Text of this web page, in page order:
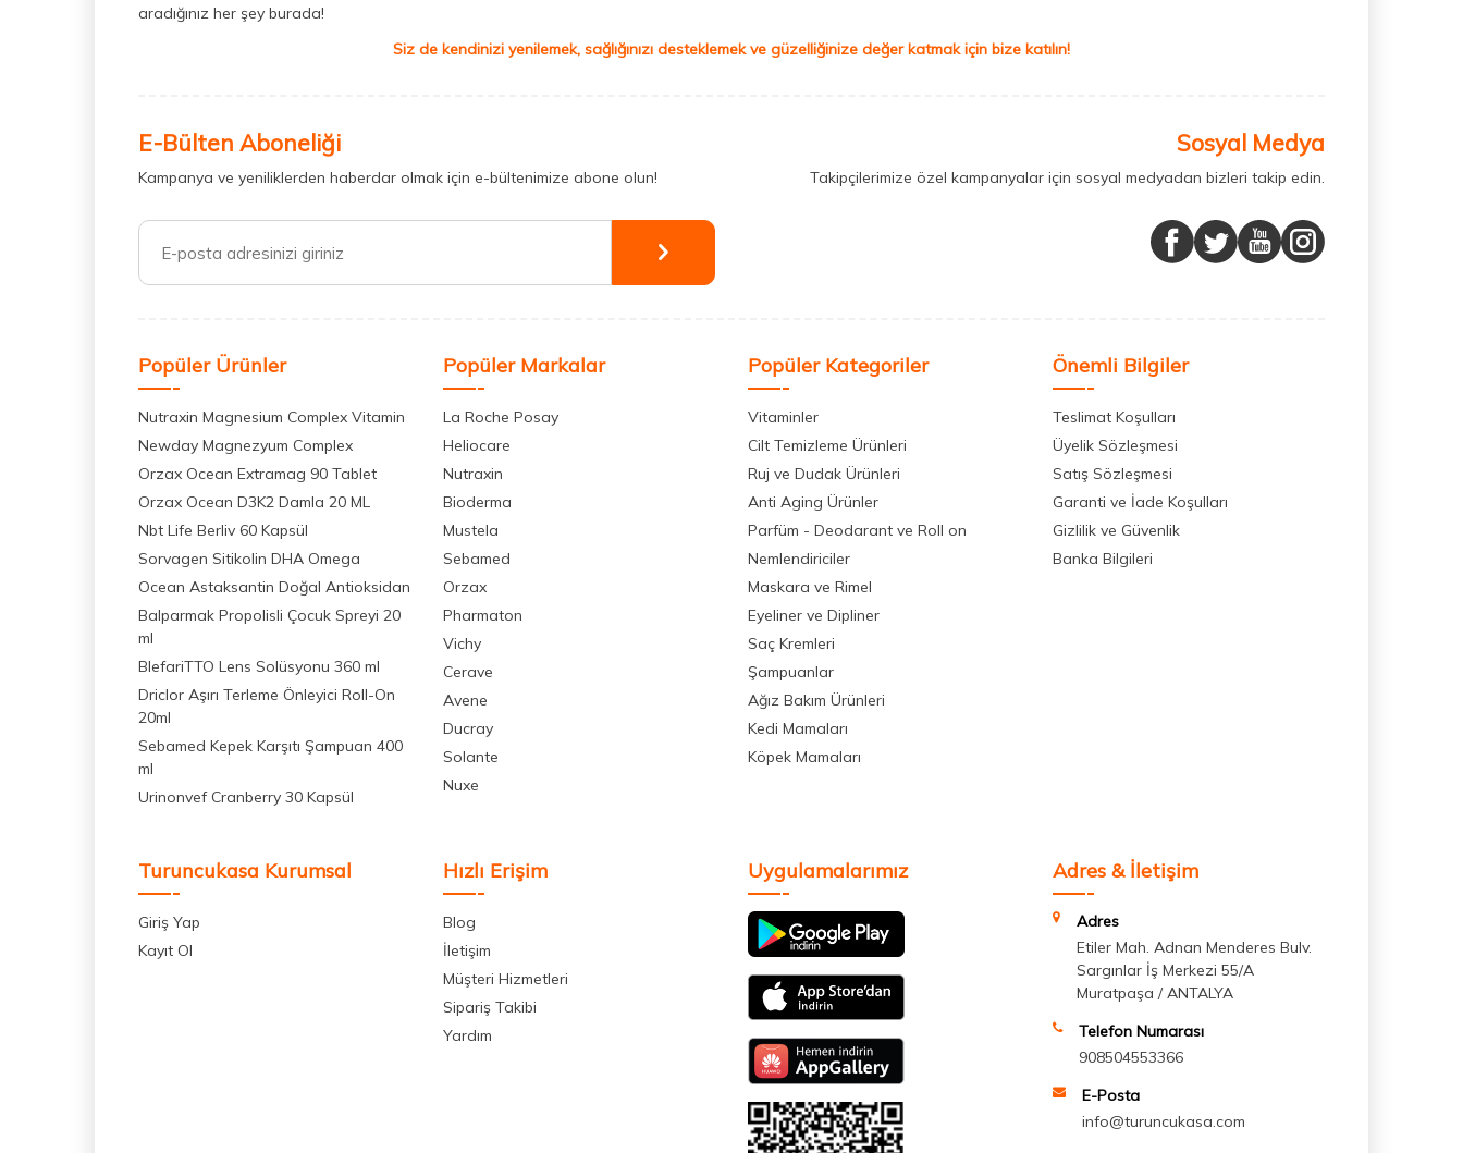
aradığınız her şey burada!
Siz de kendinizi yenilemek, sağlığınızı desteklemek ve güzelliğinize değer katmak için bize katılın!
E-Bülten Aboneliği
Kampanya ve yeniliklerden haberdar olmak için e-bültenimize abone olun!
Sosyal Medya
Takipçilerimize özel kampanyalar için sosyal medyadan bizleri takip edin.
Popüler Ürünler
Nutraxin Magnesium Complex Vitamin
Newday Magnezyum Complex
Orzax Ocean Extramag 90 Tablet
Orzax Ocean D3K2 Damla 20 ML
Nbt Life Berliv 60 Kapsül
Sorvagen Sitikolin DHA Omega
Ocean Astaksantin Doğal Antioksidan
Balparmak Propolisli Çocuk Spreyi 20
ml
BlefariTTO Lens Solüsyonu 360 ml
Driclor Aşırı Terleme Önleyici Roll-On
20ml
Sebamed Kepek Karşıtı Şampuan 400
ml
Urinonvef Cranberry 30 Kapsül
Popüler Markalar
La Roche Posay
Heliocare
Nutraxin
Bioderma
Mustela
Sebamed
Orzax
Pharmaton
Vichy
Cerave
Avene
Ducray
Solante
Nuxe
Popüler Kategoriler
Vitaminler
Cilt Temizleme Ürünleri
Ruj ve Dudak Ürünleri
Anti Aging Ürünler
Parfüm - Deodarant ve Roll on
Nemlendiriciler
Maskara ve Rimel
Eyeliner ve Dipliner
Saç Kremleri
Şampuanlar
Ağız Bakım Ürünleri
Kedi Mamaları
Köpek Mamaları
Önemli Bilgiler
Teslimat Koşulları
Üyelik Sözleşmesi
Satış Sözleşmesi
Garanti ve İade Koşulları
Gizlilik ve Güvenlik
Banka Bilgileri
Turuncukasa Kurumsal
Giriş Yap
Kayıt Ol
Hızlı Erişim
Blog
İletişim
Müşteri Hizmetleri
Sipariş Takibi
Yardım
Uygulamalarımız Adres & İletişim
Adres
Etiler Mah. Adnan Menderes Bulv.
Sargınlar İş Merkezi 55/A
Muratpaşa / ANTALYA
Telefon Numarası
908504553366
E-Posta
info@turuncukasa.com